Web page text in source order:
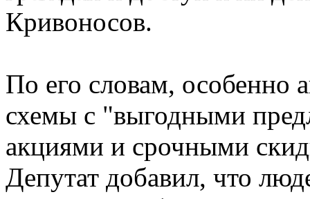
Кривоносов.
По его словам, особенно
схемы с "выгодными
акциями и срочными
Депутат добавил, что